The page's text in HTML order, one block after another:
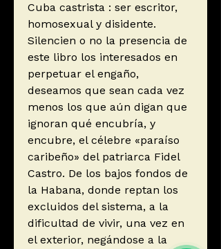
Cuba castrista : ser escritor,
homosexual y disidente.
Silencien o no la presencia de
este libro los interesados en
perpetuar el engaño,
deseamos que sean cada vez
menos los que aún digan que
ignoran qué encubría, y
encubre, el célebre «paraíso
caribeño» del patriarca Fidel
Castro. De los bajos fondos de
la Habana, donde reptan los
excluidos del sistema, a la
dificultad de vivir, una vez en
el exterior, negándose a la